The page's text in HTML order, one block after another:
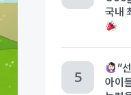
국내
”
아이